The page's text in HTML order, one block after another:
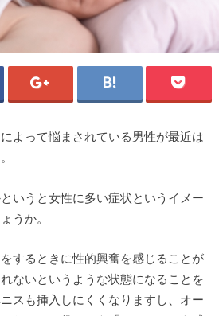
によって悩まされている男性が最近は
いうと女性に多い症状というイメー
うか。
するときに性的興奮を感じることが
ないというような状態になることを
スも挿入しにくくなりますし、オー